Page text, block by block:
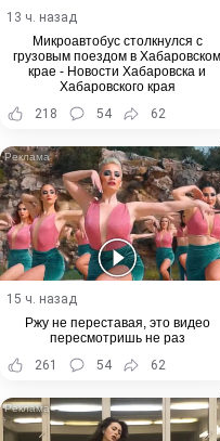
13 ч. назад
Микроавтобус столкнулся с
грузовым поездом в Хабаровском
крае - Новости Хабаровска и
Хабаровского края
218
54 62
15 ч. назад
Ржу не переставая, это видео
пересмотришь не раз
261
54 62